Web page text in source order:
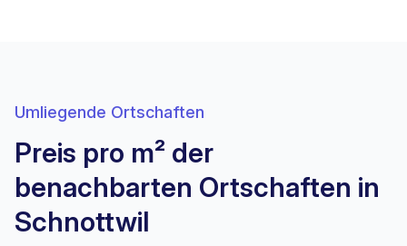
Umliegende Ortschaften
Preis pro m² der
benachbarten Ortschaften in
Schnottwil